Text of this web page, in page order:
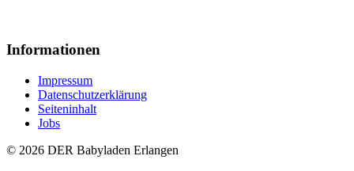
Informationen
Impressum
Datenschutzerklärung
Seiteninhalt
Jobs
© 2026 DER Babyladen Erlangen